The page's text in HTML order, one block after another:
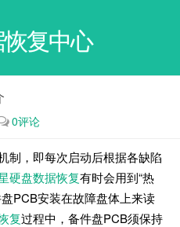
复中心
0评论
制，即每次启动后根据各缺陷
硬盘数据恢复有时会用到“热
PCB安装在故障盘体上来读
复过程中，备件盘PCB须保持